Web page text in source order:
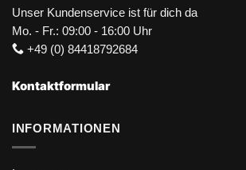
Unser Kundenservice ist für dich da
Mo. - Fr.: 09:00 - 16:00 Uhr
+49 (0) 84418792684
Kontaktformular
INFORMATIONEN